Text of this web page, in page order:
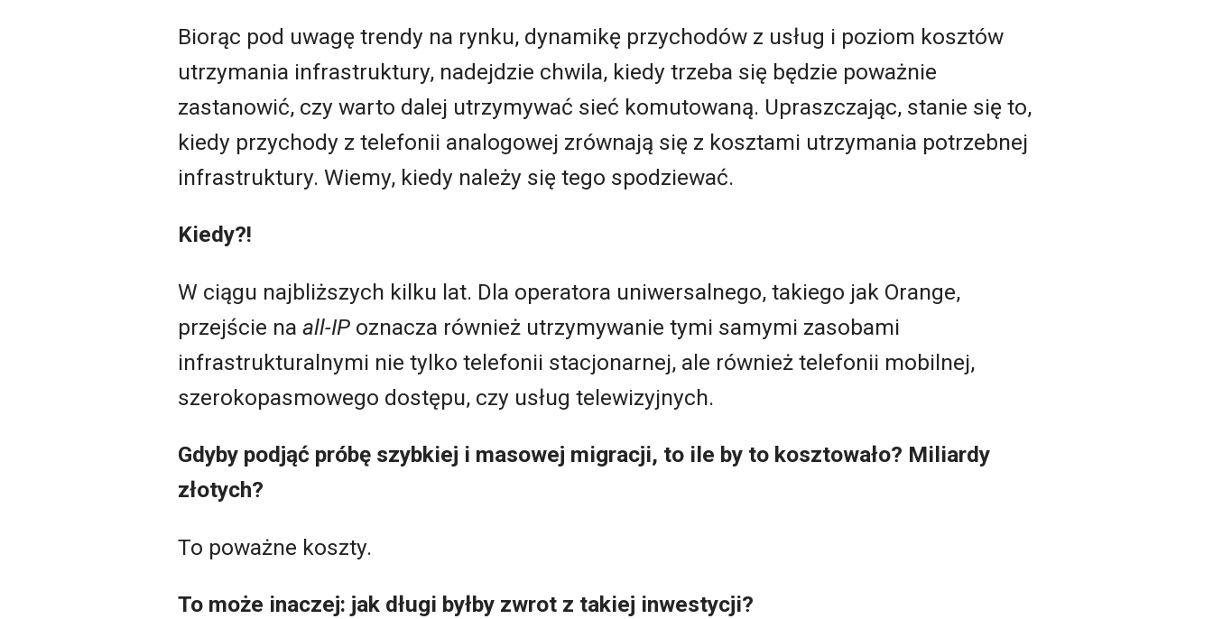
Biorąc pod uwagę trendy na rynku, dynamikę przychodów z usług i poziom kosztów
utrzymania infrastruktury, nadejdzie chwila, kiedy trzeba się będzie poważnie
zastanowić, czy warto dalej utrzymywać sieć komutowaną. Upraszczając, stanie się to,
kiedy przychody z telefonii analogowej zrównają się z kosztami utrzymania potrzebnej
infrastruktury. Wiemy, kiedy należy się tego spodziewać.
Kiedy?!
W ciągu najbliższych kilku lat. Dla operatora uniwersalnego, takiego jak Orange,
przejście na all-IP oznacza również utrzymywanie tymi samymi zasobami
infrastrukturalnymi nie tylko telefonii stacjonarnej, ale również telefonii mobilnej,
szerokopasmowego dostępu, czy usług telewizyjnych.
Gdyby podjąć próbę szybkiej i masowej migracji, to ile by to kosztowało? Miliardy
złotych?
To poważne koszty.
To może inaczej: jak długi byłby zwrot z takiej inwestycji?